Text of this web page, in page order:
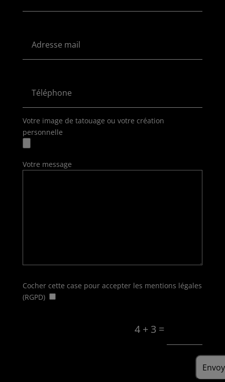
Votre image de tatouage ou votre création
personnelle
Votre message
Cocher cette case pour accepter les mentions légales
(RGPD)
4 + 3 =